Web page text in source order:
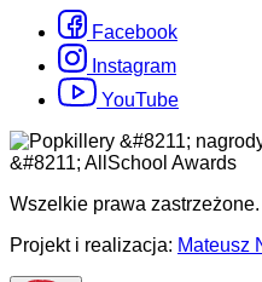
Facebook
Instagram
YouTube
Wszelkie prawa
Projekt i realizacja: Mateusz